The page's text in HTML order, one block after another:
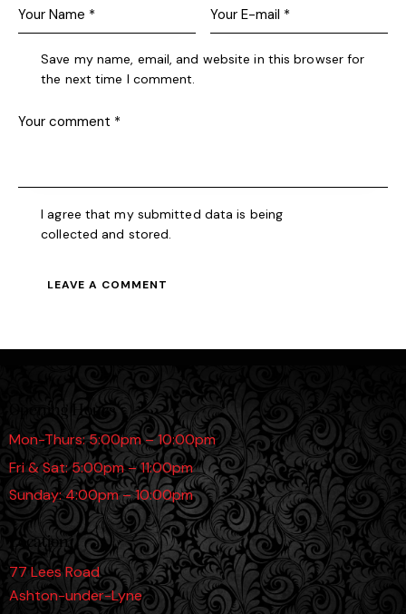
Save my name, email, and website in this browser for
the next time I comment.
I agree that my submitted data is being
collected and stored.
Opening Hours
Mon-Thurs: 5:00pm – 10:00pm
Fri & Sat: 5:00pm – 11:00pm
Sunday: 4:00pm – 10:00pm
Location
77 Lees Road
Ashton-under-Lyne